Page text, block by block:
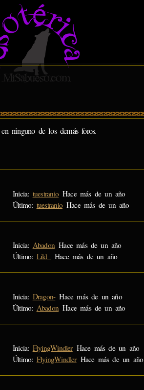
ninguno de los demás foros.
Inicia: tuestranio Hace más de un año
Último: tuestranio Hace más de un año
Inicia: Abadon Hace más de un año
Último: Lild_ Hace más de un año
Inicia: Dragon- Hace más de un año
Último: Abadon Hace más de un año
Inicia: FlyingWindler Hace más de un año
Último: FlyingWindler Hace más de un año